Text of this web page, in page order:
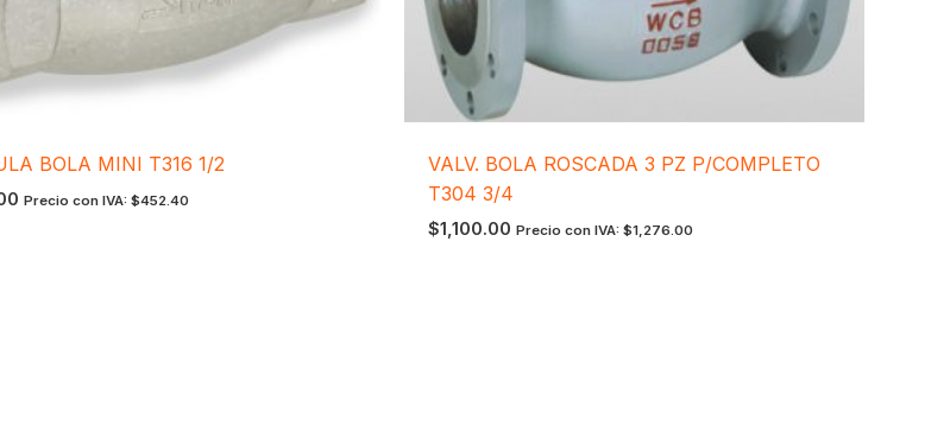
BOLA MINI T316 1/2
Precio con IVA: $452.40
VALV. BOLA ROSCADA 3 PZ P/COMPLETO
T304 3/4
$1,100.00 Precio con IVA: $1,276.00